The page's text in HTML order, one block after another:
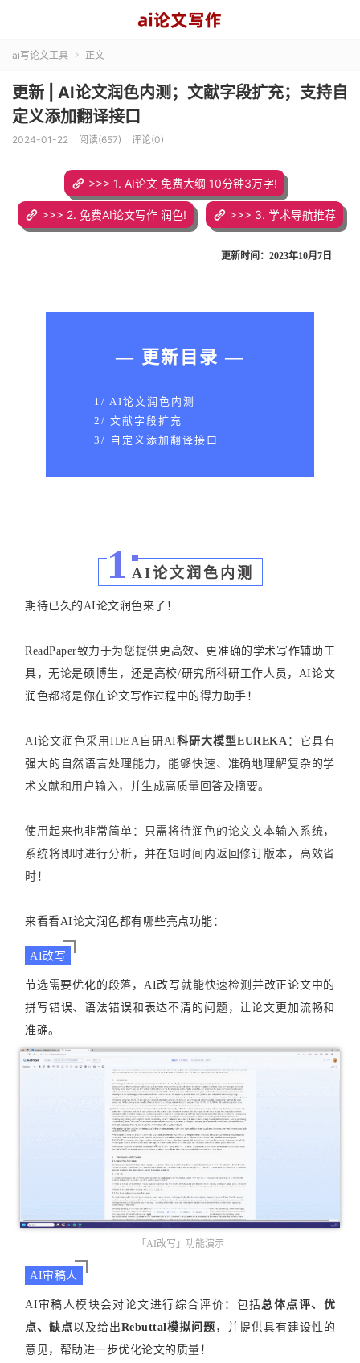
ai写论文工具  正文
更新 | AI论文润色内测；文献字段扩充；支持自
定义添加翻译接口
2024-01-22 阅读(657) 评论(0)
>>> 1. AI论文 免费大纲 10分钟3万字!
>>> 2. 免费AI论文写作 润色! >>> 3. 学术导航推荐
更新时间：2023年10月7日
— 更新目录 —
1/ AI论文润色内测
2/ 文献字段扩充
3/ 自定义添加翻译接口
1 AI论文润色内测
期待已久的AI论文润色来了！
ReadPaper致力于为您提供更高效、更准确的学术写作辅助工
具，无论是硕博生，还是高校/研究所科研工作人员，AI论文
润色都将是你在论文写作过程中的得力助手！
AI论文润色采用IDEA自研AI科研大模型EUREKA ：它具有
强大的自然语言处理能力，能够快速、准确地理解复杂的学
术文献和用户输入，并生成高质量回答及摘要。
使用起来也非常简单：只需将待润色的论文文本输入系统，
系统将即时进行分析，并在短时间内返回修订版本，高效省
时！
来看看AI论文润色都有哪些亮点功能：
AI改写
节选需要优化的段落，AI改写就能快速检测并改正论文中的
拼写错误、语法错误和表达不清的问题，让论文更加流畅和
准确。
「AI改写」功能演示
AI审稿人
AI审稿人模块会对论文进行综合评价：包括总体点评、优
点、缺点以及给出Rebuttal模拟问题 ，并提供具有建设性的
意见，帮助进一步优化论文的质量！